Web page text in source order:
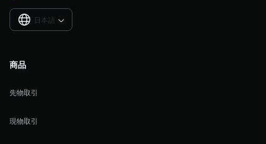
日本語 
商品
先物取引
現物取引